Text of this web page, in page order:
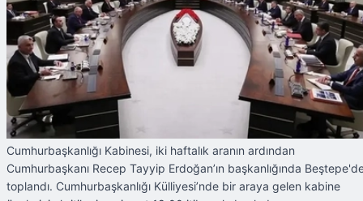
Cumhurbaşkanlığı Kabinesi, iki haftalık aranın ardından
Cumhurbaşkanı Recep Tayyip Erdoğan’ın başkanlığında
toplandı. Cumhurbaşkanlığı Külliyesi’nde bir araya gelen kabine